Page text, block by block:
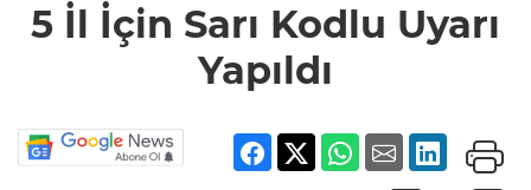
Yapıldı
5 İl İçin Sarı Kodlu Uyarı
Yapıldı